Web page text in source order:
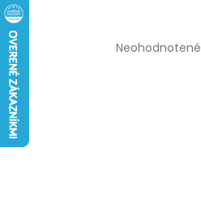
Priemerné
Neohodnotené